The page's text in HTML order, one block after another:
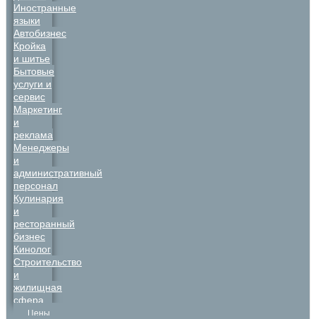
Иностранные
языки
Автобизнес
Кройка
и шитье
Бытовые
услуги и
сервис
Маркетинг
и
реклама
Менеджеры
и
административный
персонал
Кулинария
и
ресторанный
бизнес
Кинолог
Строительство
и
жилищная
сфера
Цены